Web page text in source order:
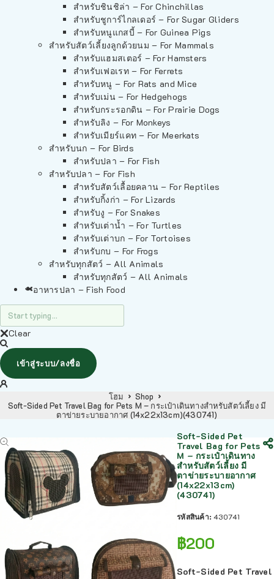
สำหรับชินชิล่า – For Chinchillas
สำหรับชูการ์ไกลเดอร์ – For Sugar Gliders
สำหรับหนูแกสบี้ – For Guinea Pigs
สำหรับสัตว์เลี้ยงลูกด้วยนม – For Mammals
สำหรับแฮมสเตอร์ – For Hamsters
สำหรับเฟอเรท – For Ferrets
สำหรับหนู – For Rats and Mice
สำหรับเม่น – For Hedgehogs
สำหรับกระรอกดิน – For Prairie Dogs
สำหรับลิง – For Monkeys
สำหรับเมียร์แคท – For Meerkats
สำหรับนก – For Birds
สำหรับปลา – For Fish
สำหรับปลา – For Fish
สำหรับสัตว์เลื้อยคลาน – For Reptiles
สำหรับกิ้งก่า – For Lizards
สำหรับงู – For Snakes
สำหรับเต่าน้ำ – For Turtles
สำหรับเต่าบก – For Tortoises
สำหรับกบ – For Frogs
สำหรับทุกสัตว์ – All Animals
สำหรับทุกสัตว์ – All Animals
อาหารปลา – Fish Food
Clear
เข้าสู่ระบบ/ลงชื่อ
โฮม
Shop
Soft-Sided Pet Travel Bag for Pets M – กระเป๋าเดินทางสำหรับสัตว์เลี้ยง มี
ตาข่ายระบายอากาศ (14x22x13cm)(430741)
Soft-Sided Pet
Travel Bag for Pets
M – กระเป๋าเดินทาง
สำหรับสัตว์เลี้ยง มี
ตาข่ายระบายอากาศ
(14x22x13cm)
(430741)
รหัสสินค้า:430741
฿200
Soft-Sided Pet Travel